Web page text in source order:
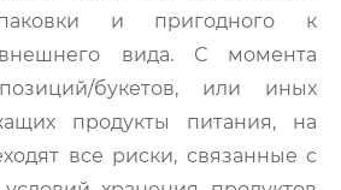
и пригодного к
вида. С момента
букетов, или иных
продукты питания, на
все риски, связанные с